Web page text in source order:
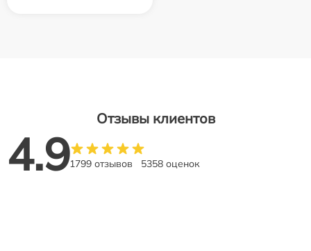
Отзывы клиентов
4.91799 отзывов 5358 оценок